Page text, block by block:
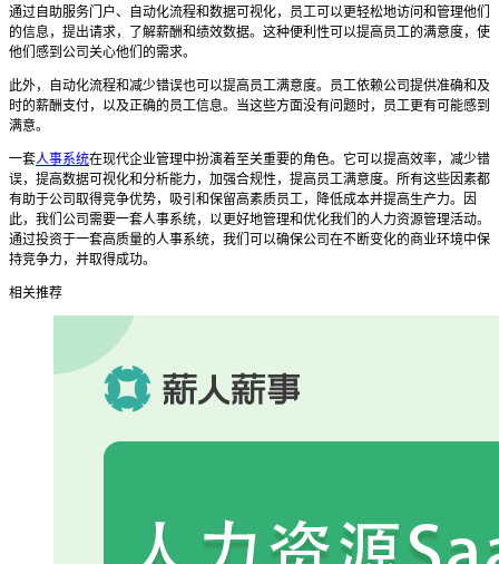
通过自助服务门户、自动化流程和数据可视化，员工可以更轻松地访问和管理他们
的信息，提出请求，了解薪酬和绩效数据。这种便利性可以提高员工的满意度，使
他们感到公司关心他们的需求。
此外，自动化流程和减少错误也可以提高员工满意度。员工依赖公司提供准确和及
时的薪酬支付，以及正确的员工信息。当这些方面没有问题时，员工更有可能感到
满意。
一套人事系统在现代企业管理中扮演着至关重要的角色。它可以提高效率，减少错
误，提高数据可视化和分析能力，加强合规性，提高员工满意度。所有这些因素都
有助于公司取得竞争优势，吸引和保留高素质员工，降低成本并提高生产力。因
此，我们公司需要一套人事系统，以更好地管理和优化我们的人力资源管理活动。
通过投资于一套高质量的人事系统，我们可以确保公司在不断变化的商业环境中保
持竞争力，并取得成功。
相关推荐